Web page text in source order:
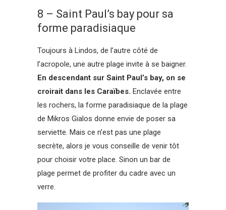
8 – Saint Paul’s bay pour sa
forme paradisiaque
Toujours à Lindos, de l’autre côté de
l’acropole, une autre plage invite à se baigner.
En descendant sur Saint Paul’s bay, on se
croirait dans les Caraïbes. Enclavée entre
les rochers, la forme paradisiaque de la plage
de Mikros Gialos donne envie de poser sa
serviette. Mais ce n’est pas une plage
secrète, alors je vous conseille de venir tôt
pour choisir votre place. Sinon un bar de
plage permet de profiter du cadre avec un
verre.